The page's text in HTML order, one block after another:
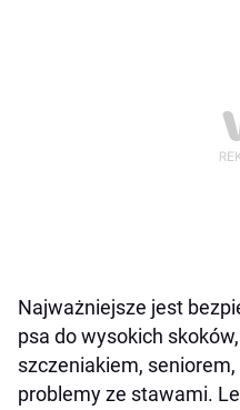
Najważniejsze jest
psa do wysokich
szczeniakiem,
problemy ze stawami.